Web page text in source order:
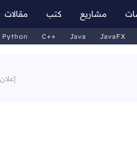
مشاريع كتب مقالات
Python C++ Java JavaFX